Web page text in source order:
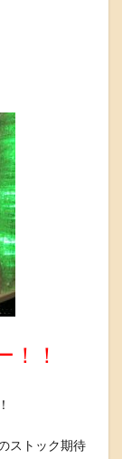
！！
ストック期待